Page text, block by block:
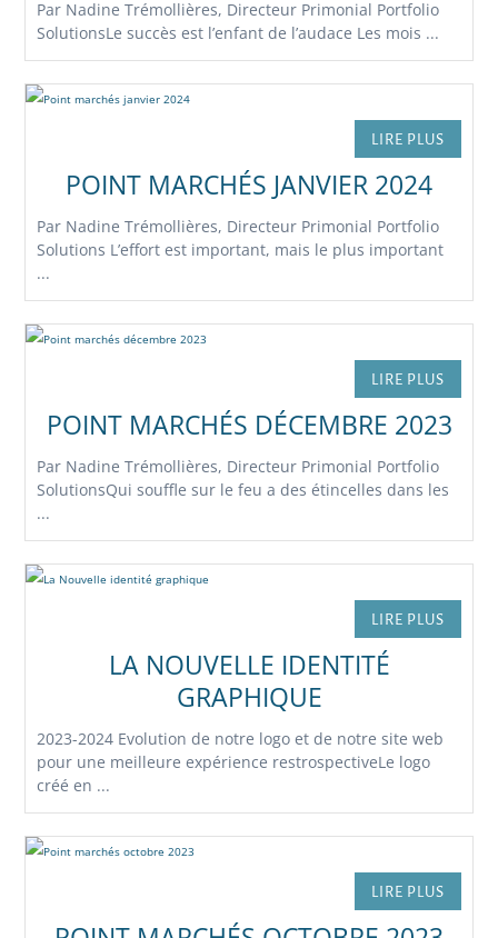
Par Nadine Trémollières, Directeur Primonial Portfolio
SolutionsLe succès est l’enfant de l’audace Les mois ...
LIRE PLUS
POINT MARCHÉS JANVIER 2024
Par Nadine Trémollières, Directeur Primonial Portfolio
Solutions L’effort est important, mais le plus important
...
LIRE PLUS
POINT MARCHÉS DÉCEMBRE 2023
Par Nadine Trémollières, Directeur Primonial Portfolio
SolutionsQui souffle sur le feu a des étincelles dans les
...
LIRE PLUS
LA NOUVELLE IDENTITÉ
GRAPHIQUE
2023-2024 Evolution de notre logo et de notre site web
pour une meilleure expérience restrospectiveLe logo
créé en ...
LIRE PLUS